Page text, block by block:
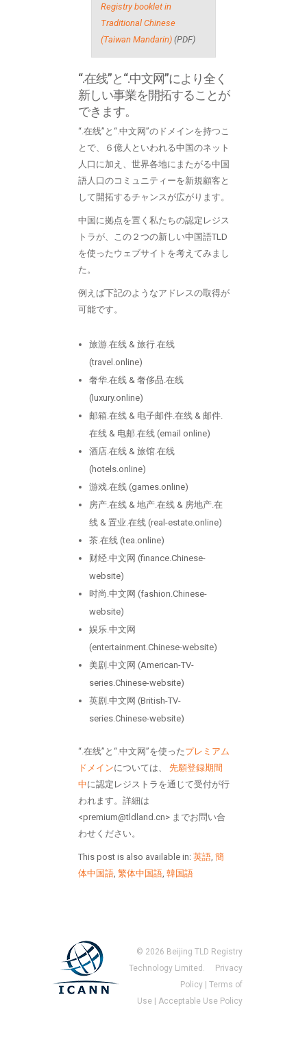
Registry booklet in
Traditional Chinese
(Taiwan Mandarin) (PDF)
“.在线”と“.中文网”により全く
新しい事業を開拓することが
できます。
“.在线”と“.中文网”のドメインを持つこ
とで、６億人といわれる中国のネット
人口に加え、世界各地にまたがる中国
語人口のコミュニティーを新規顧客と
して開拓するチャンスが広がります。
中国に拠点を置く私たちの認定レジス
トラが、この２つの新しい中国語TLD
を使ったウェブサイトを考えてみまし
た。
例えば下記のようなアドレスの取得が
可能です。
旅游.在线 & 旅行.在线
(travel.online)
奢华.在线 & 奢侈品.在线
(luxury.online)
邮箱.在线 & 电子邮件.在线 & 邮件.
在线 & 电邮.在线 (email online)
酒店.在线 & 旅馆.在线
(hotels.online)
游戏.在线 (games.online)
房产.在线 & 地产.在线 & 房地产.在
线 & 置业.在线 (real-estate.online)
茶.在线 (tea.online)
财经.中文网 (finance.Chinese-
website)
时尚.中文网 (fashion.Chinese-
website)
娱乐.中文网
(entertainment.Chinese-website)
美剧.中文网 (American-TV-
series.Chinese-website)
英剧.中文网 (British-TV-
series.Chinese-website)
“.在线”と“.中文网”を使ったプレミアム
ドメインについては、 先願登録期間
中に認定レジストラを通じて受付が行
われます。詳細は
<premium@tldland.cn> までお問い合
わせください。
This post is also available in: 英語, 簡
体中国語, 繁体中国語, 韓国語
© 2026 Beijing TLD Registry
Technology Limited.
Privacy
Policy| Terms of
Use| Acceptable Use Policy